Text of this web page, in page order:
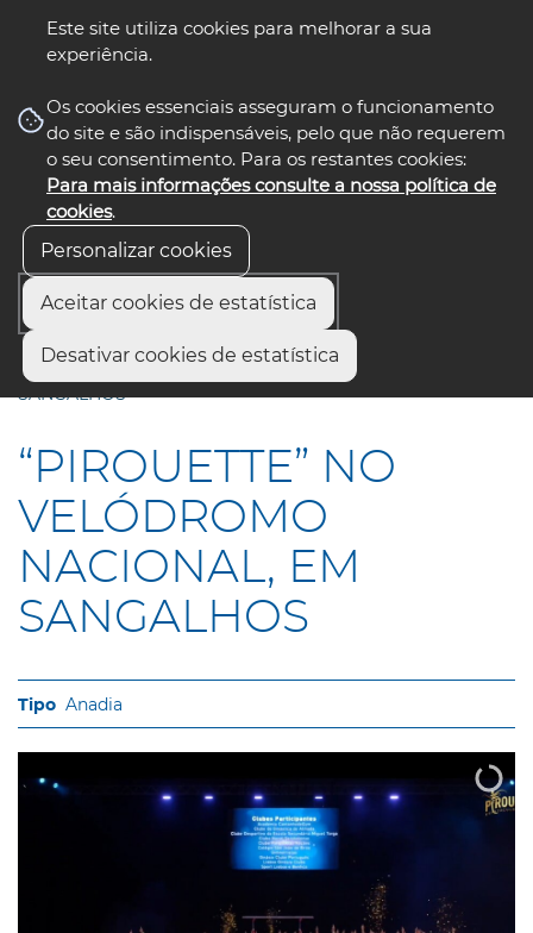
Este site utiliza cookies para melhorar a sua
experiência.
Os cookies essenciais asseguram o funcionamento
do site e são indispensáveis, pelo que não requerem
o seu consentimento. Para os restantes cookies:
Para mais informações consulte a nossa política de
cookies.
Personalizar cookies
Aceitar cookies de estatística
Desativar cookies de estatística
nos select language
Início
“PIROUETTE” NO VELÓDROMO NACIONAL, EM
SANGALHOS
“PIROUETTE” NO
VELÓDROMO
NACIONAL, EM
SANGALHOS
Anadia